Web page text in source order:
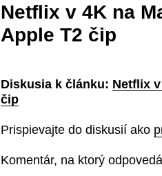
Netflix v 4K na
Apple T2 čip
Diskusia k článku: Netflix
čip
Prispievajte do diskusií ako
Komentár, na ktorý